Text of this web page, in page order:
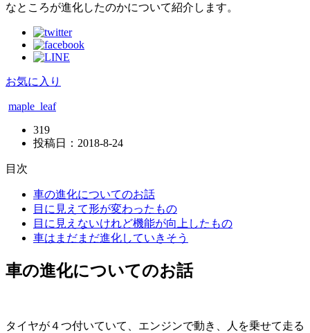
なところが進化したのかについて紹介します。
お気に入り
maple_leaf
319
投稿日： 2018-8-24
目次
車の進化についてのお話
目に見えて形が変わったもの
目に見えないけれど機能が向上したもの
車はまだまだ進化していきそう
車の進化についてのお話
タイヤが４つ付いていて、エンジンで動き、人を乗せて走る